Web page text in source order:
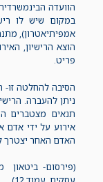
אמפיתיאטרון),
הוצא הרישיון,
פריט.
הסיבה להחלטה
ניתן להעברה.
תנאים מצטברים
אירוע על ידי אדם
האדם האחר יצטרך